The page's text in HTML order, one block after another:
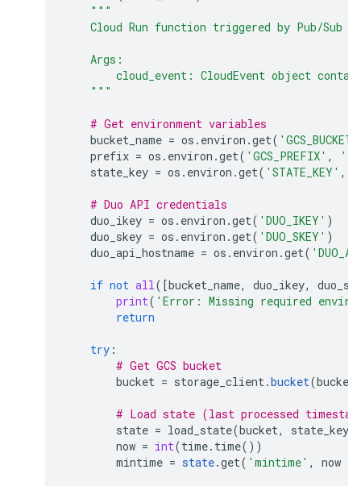
"""
Cloud Run function triggered by Pub/Sub
    Args:
cloud_event: CloudEvent object
    """
# Get environment variables
bucket_name = os . environ .get( 'GCS_BUCKET'
prefix = os . environ .get( 'GCS_PREFIX' ,
state_key = os . environ .get( 'STATE_KEY' ,
# Duo API credentials
duo_ikey = os . environ .get( 'DUO_IKEY' )
duo_skey = os . environ .get( 'DUO_SKEY' )
duo_api_hostname = os . environ .get(
if not all([bucket_name, duo_ikey,
print( 'Error: Missing required
return
try :
# Get GCS bucket
bucket = storage_client.bucket(
# Load state (last processed
state = load_state(bucket, state_key
now = int(time. time())
mintime = state.get( 'mintime' , now